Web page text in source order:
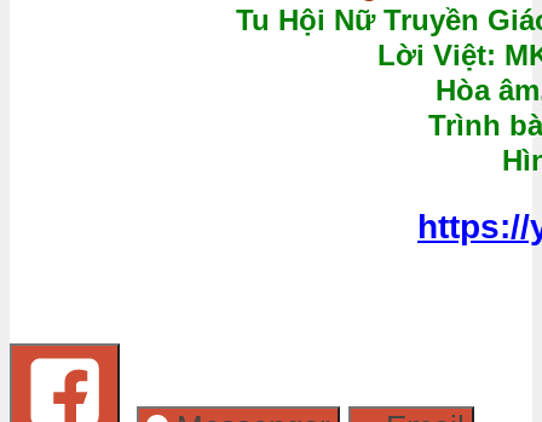
Tu Hội Nữ Truyền
Lời Việt:
Hòa
Trình
https://